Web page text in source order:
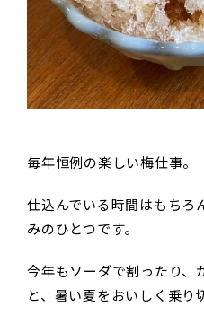
毎年恒例の楽しい梅仕事。
仕込んでいる時間はもちろ
みのひとつです。
今年もソーダで割ったり、
と、暑い夏をおいしく乗り